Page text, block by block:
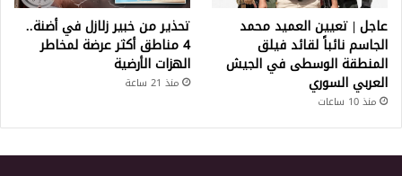
عاجل | تعيين العميد محمد
الجاسم نائباً لقائد فيلق
المنطقة الوسطى في الجيش
العربي السوري
منذ 10 ساعات
تحذير من خبير زلازل في أضنة..
4 مناطق أكثر عرضة لمخاطر
الهزات الأرضية
منذ 21 ساعة